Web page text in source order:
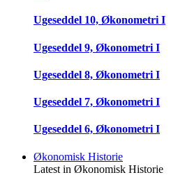
Ugeseddel 10, Økonometri I
Ugeseddel 9, Økonometri I
Ugeseddel 8, Økonometri I
Ugeseddel 7, Økonometri I
Ugeseddel 6, Økonometri I
Økonomisk Historie
Latest in Økonomisk Historie